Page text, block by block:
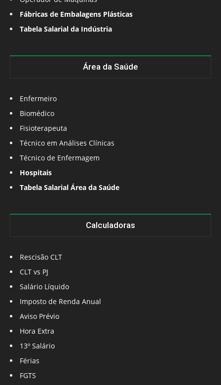
Fábricas de Embalagens Plásticas
Tabela Salarial da Indústria
Área da Saúde
Enfermeiro
Biomédico
Fisioterapeuta
Técnico em Análises Clínicas
Técnico de Enfermagem
Hospitais
Tabela Salarial Área da Saúde
Calculadoras
Rescisão CLT
CLT vs PJ
Salário Líquido
Imposto de Renda Anual
Aviso Prévio
Hora Extra
13º Salário
Férias
FGTS